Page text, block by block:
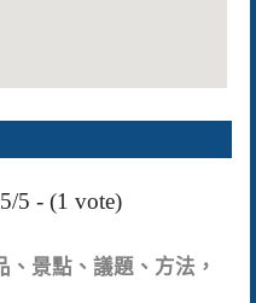
5/5 - (1 vote)
、景點、議題、方法，